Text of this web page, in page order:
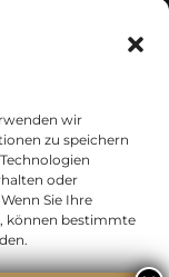
wir
zu speichern
oder
Sie Ihre
können bestimmte